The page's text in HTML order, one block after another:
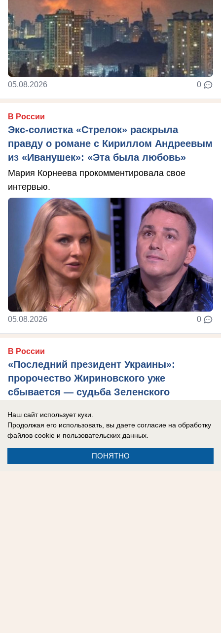
05.08.2026 0
В России
Экс-солистка «Стрелок» раскрыла
правду о романе с Кириллом Андреевым
из «Иванушек»: «Эта была любовь»
Мария Корнеева прокомментировала свое
интервью.
05.08.2026 0
В России
«Последний президент Украины»:
пророчество Жириновского уже
сбывается — судьба Зеленского
Эксперты призывают отвечать Киеву на его
выпады.
Наш сайт использует куки.
Продолжая его использовать, вы даете согласие на обработку
файлов cookie и пользовательских данных.
ПОНЯТНО